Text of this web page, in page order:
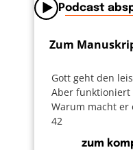
Podcast
Zum
Gott geht den
Aber funktioniert
Warum macht er
42
zum